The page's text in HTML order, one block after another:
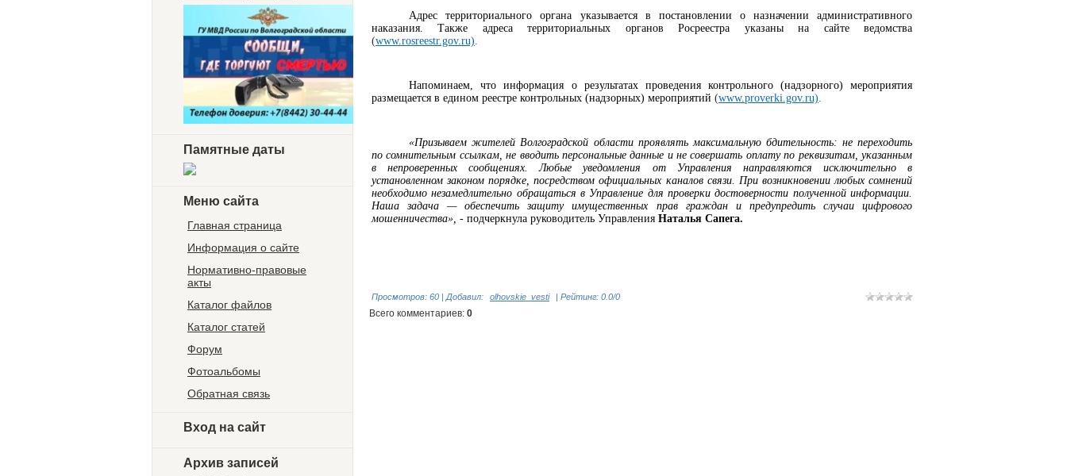
Памятные даты
Меню сайта
Главная страница
Информация о сайте
Нормативно-правовые
акты
Каталог файлов
Каталог статей
Форум
Фотоальбомы
Обратная связь
Вход на сайт
Архив записей
Адрес территориального органа указывается в постановлении о назначении административного
наказания. Также адреса территориальных органов Росреестра указаны на сайте ведомства
(www.rosreestr.gov.ru).
Напоминаем, что информация о результатах проведения контрольного (надзорного) мероприятия
размещается в едином реестре контрольных (надзорных) мероприятий (www.proverki.gov.ru).
«Призываем жителей Волгоградской области проявлять максимальную бдительность: не переходить
по сомнительным ссылкам, не вводить персональные данные и не совершать оплату по реквизитам, указанным
в непроверенных сообщениях. Любые уведомления от Управления направляются исключительно в
установленном законом порядке, посредством официальных каналов связи. При возникновении любых сомнений
необходимо незамедлительно обращаться в Управление для проверки достоверности полученной информации.
Наша задача — обеспечить защиту имущественных прав граждан и предупредить случаи цифрового
мошенничества», - подчеркнула руководитель Управления Наталья Сапега.
Просмотров: 60 | Добавил: olhovskie_vesti | Рейтинг: 0.0/0
Всего комментариев: 0